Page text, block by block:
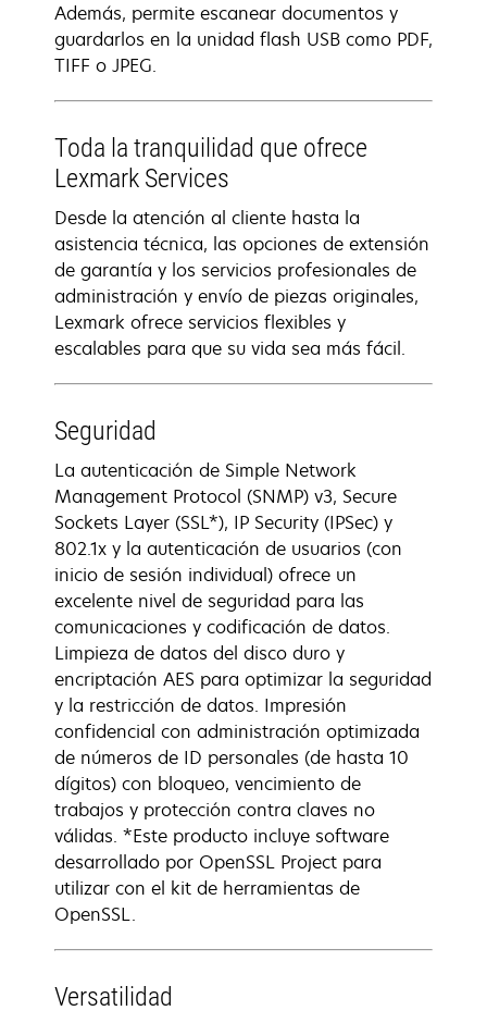
Además, permite escanear documentos y
guardarlos en la unidad flash USB como PDF,
TIFF o JPEG.
Toda la tranquilidad que ofrece
Lexmark Services
Desde la atención al cliente hasta la
asistencia técnica, las opciones de extensión
de garantía y los servicios profesionales de
administración y envío de piezas originales,
Lexmark ofrece servicios flexibles y
escalables para que su vida sea más fácil.
Seguridad
La autenticación de Simple Network
Management Protocol (SNMP) v3, Secure
Sockets Layer (SSL*), IP Security (IPSec) y
802.1x y la autenticación de usuarios (con
inicio de sesión individual) ofrece un
excelente nivel de seguridad para las
comunicaciones y codificación de datos.
Limpieza de datos del disco duro y
encriptación AES para optimizar la seguridad
y la restricción de datos. Impresión
confidencial con administración optimizada
de números de ID personales (de hasta 10
dígitos) con bloqueo, vencimiento de
trabajos y protección contra claves no
válidas. *Este producto incluye software
desarrollado por OpenSSL Project para
utilizar con el kit de herramientas de
OpenSSL.
Versatilidad